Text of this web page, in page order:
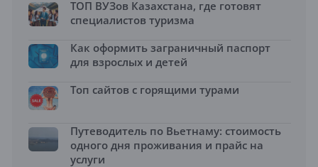
ТОП ВУЗов Казахстана, где готовят
специалистов туризма
Как оформить заграничный паспорт
для взрослых и детей
Топ сайтов с горящими турами
Путеводитель по Вьетнаму: стоимость
одного дня проживания и прайс на
услуги